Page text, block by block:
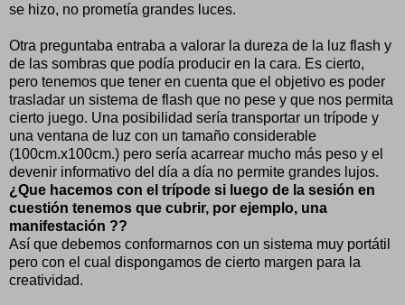
se hizo, no prometía grandes luces.
Otra preguntaba entraba a valorar la dureza de la luz flash y
de las sombras que podía producir en la cara. Es cierto,
pero tenemos que tener en cuenta que el objetivo es poder
trasladar un sistema de flash que no pese y que nos permita
cierto juego. Una posibilidad sería transportar un trípode y
una ventana de luz con un tamaño considerable
(100cm.x100cm.) pero sería acarrear mucho más peso y el
devenir informativo del día a día no permite grandes lujos.
¿Que hacemos con el trípode si luego de la sesión en
cuestión tenemos que cubrir, por ejemplo, una
manifestación ??
Así que debemos conformarnos con un sistema muy portátil
pero con el cual dispongamos de cierto margen para la
creatividad.